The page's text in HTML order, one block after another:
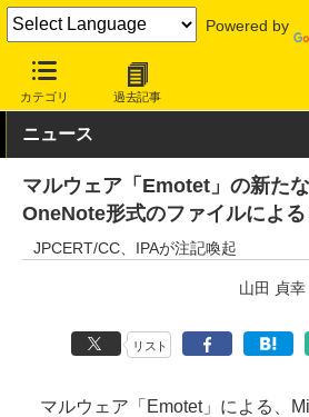
Powered by
カテゴリ 過去記事
INTERNET Watch トピック
ニュース
マルウェア「Emotet」の新たな
OneNote形式のファイルによ
JPCERT/CC、IPAが注記喚起
山田 貞幸
リスト
マルウェア「Emotet」による、